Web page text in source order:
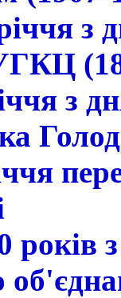
з
з
років